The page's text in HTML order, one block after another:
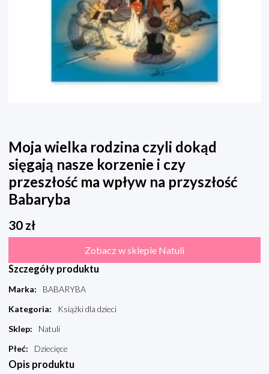
Moja wielka rodzina czyli dokąd
sięgają nasze korzenie i czy
przeszłość ma wpływ na przyszłość
Babaryba
30 zł
Zobacz w sklepie Natuli
Szczegóły produktu
Marka:
BABARYBA
Kategoria:
Książki dla dzieci
Sklep:
Natuli
Płeć: Dziecięce
Opis produktu